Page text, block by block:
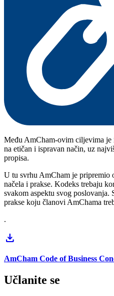
Među AmCham-ovim ciljevima je
na etičan i ispravan način, uz
propisa.
U tu svrhu AmCham je pripremio
načela i prakse. Kodeks trebaju
svakom aspektu svog
prakse koju članovi AmChama
.
download
AmCham Code of Business
Učlanite se